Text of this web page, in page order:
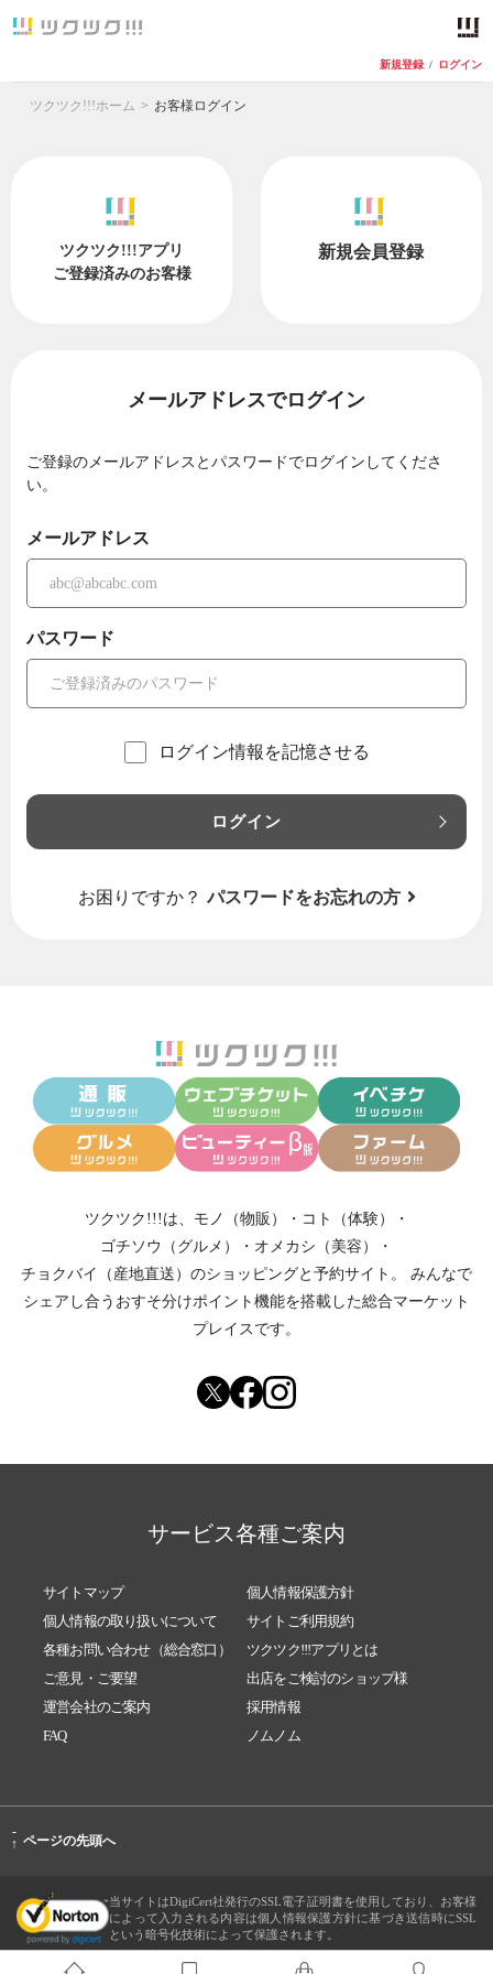
新規登録 / ログイン
ツクツク!!!ホーム お客様ログイン
ツクツク!!!アプリ
ご登録済みのお客様
新規会員登録
メールアドレスでログイン
ご登録のメールアドレスとパスワードでログインしてくださ
い。
メールアドレス
パスワード
ログイン情報を記憶させる
ログイン
お困りですか？ パスワードをお忘れの方
ツクツク!!!は、 モノ（物販） ・ コト（体験）
・
ゴチソウ（グルメ）
・ オメカシ（美容）
・
チョクバイ（産地直送） のショッピングと予約サイト。
みんなで
シェアし合う おすそ分けポイント機能を搭載した総合マーケット
プレイスです。
サービス各種ご案内
サイトマップ
個人情報保護方針
個人情報の取り扱いについて
サイトご利用規約
各種お問い合わせ（総合窓口）
ツクツク!!!アプリとは
ご意見・ご要望
出店をご検討のショップ様
運営会社のご案内
採用情報
FAQ
ノムノム
-
↑ ページの先頭へ
当サイトはDigiCert社発行のSSL電子証明書を使用しており、お客様
によって入力される内容は個人情報保護方針に基づき送信時にSSL
という暗号化技術によって保護されます。